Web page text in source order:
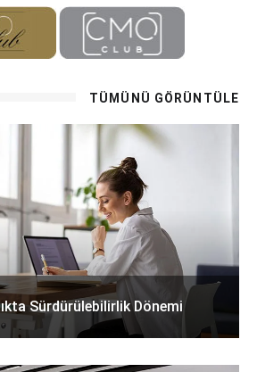
TÜMÜNÜ GÖRÜNTÜLE
Sürdürülebilirlik Dönemi